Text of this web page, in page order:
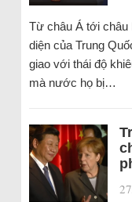
Từ châu Á tới châu
diện của Trung
giao với thái độ
mà nước họ bị…